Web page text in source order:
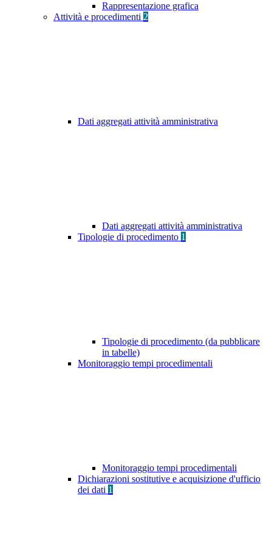
Rappresentazione grafica
Attività e procedimenti 2
Dati aggregati attività amministrativa
Dati aggregati attività amministrativa
Tipologie di procedimento 1
Tipologie di procedimento (da pubblicare
in tabelle)
Monitoraggio tempi procedimentali
Monitoraggio tempi procedimentali
Dichiarazioni sostitutive e acquisizione d'ufficio
dei dati 1